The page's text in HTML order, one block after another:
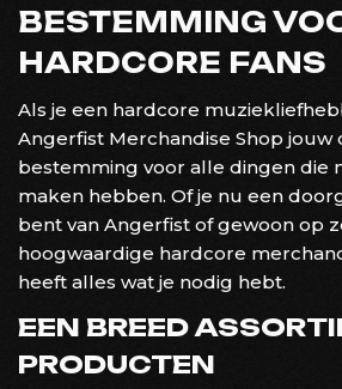
BESTEMMING
HARDCORE FANS
Als je een hardcore
Angerfist Merchandise Shop jouw
bestemming voor alle dingen die
maken hebben. Of je nu een
bent van Angerfist of gewoon op
hoogwaardige hardcore
heeft alles wat je nodig hebt.
EEN BREED
PRODUCTEN